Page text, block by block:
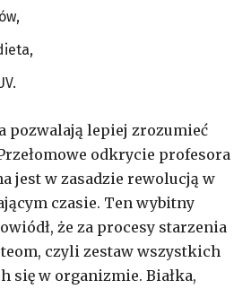
pozwalają lepiej zrozumieć
odkrycie profesora
jest w zasadzie rewolucją w
czasie. Ten wybitny
że za procesy starzenia
czyli zestaw wszystkich
się w organizmie. Białka,